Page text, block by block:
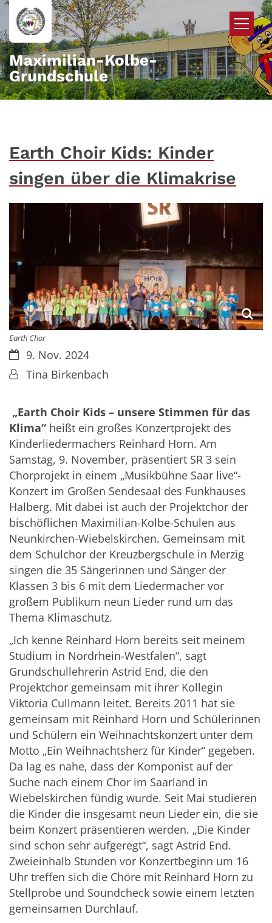
Zum Inhalt springen
Maximilian-Kolbe-
Grundschule
Earth Choir Kids: Kinder
singen über die Klimakrise
Earth Chor
Datum:9. Nov. 2024
Von:Tina Birkenbach
„Earth Choir Kids – unsere Stimmen für das
Klima“ heißt ein großes Konzertprojekt des
Kinderliedermachers Reinhard Horn. Am
Samstag, 9. November, präsentiert SR 3 sein
Chorprojekt in einem „Musikbühne Saar live“-
Konzert im Großen Sendesaal des Funkhauses
Halberg. Mit dabei ist auch der Projektchor der
bischöflichen Maximilian-Kolbe-Schulen aus
Neunkirchen-Wiebelskirchen. Gemeinsam mit
dem Schulchor der Kreuzbergschule in Merzig
singen die 35 Sängerinnen und Sänger der
Klassen 3 bis 6 mit dem Liedermacher vor
großem Publikum neun Lieder rund um das
Thema Klimaschutz.
„Ich kenne Reinhard Horn bereits seit meinem
Studium in Nordrhein-Westfalen“, sagt
Grundschullehrerin Astrid End, die den
Projektchor gemeinsam mit ihrer Kollegin
Viktoria Cullmann leitet. Bereits 2011 hat sie
gemeinsam mit Reinhard Horn und Schülerinnen
und Schülern ein Weihnachtskonzert unter dem
Motto „Ein Weihnachtsherz für Kinder“ gegeben.
Da lag es nahe, dass der Komponist auf der
Suche nach einem Chor im Saarland in
Wiebelskirchen fündig wurde. Seit Mai studieren
die Kinder die insgesamt neun Lieder ein, die sie
beim Konzert präsentieren werden. „Die Kinder
sind schon sehr aufgeregt“, sagt Astrid End.
Zweieinhalb Stunden vor Konzertbeginn um 16
Uhr treffen sich die Chöre mit Reinhard Horn zu
Stellprobe und Soundcheck sowie einem letzten
gemeinsamen Durchlauf.